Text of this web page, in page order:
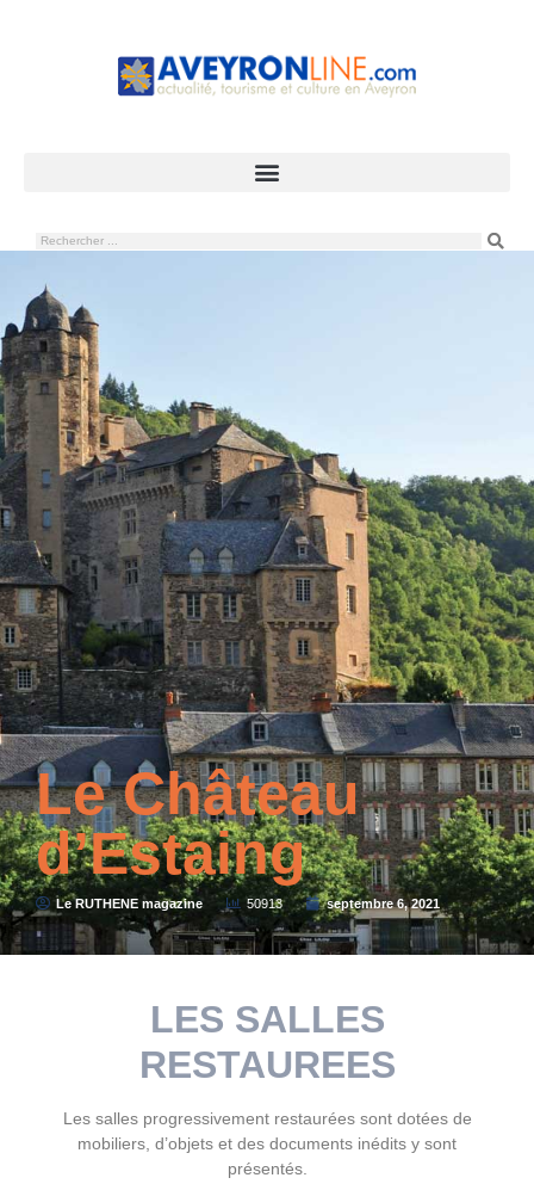
Le Château
d’Estaing
Le RUTHENE magazine 50913 septembre 6, 2021
LES SALLES
RESTAUREES
Les salles progressivement restaurées sont dotées de
mobiliers, d’objets et des documents inédits y sont
présentés.